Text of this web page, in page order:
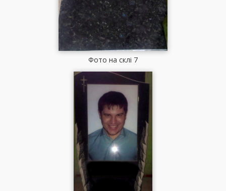
Фото на склі 7